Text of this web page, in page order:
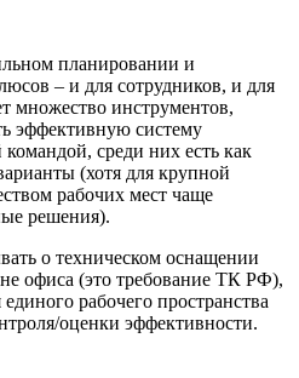
планировании и
– и для сотрудников, и для
множество инструментов,
эффективную систему
среди них есть как
(хотя для крупной
рабочих мест чаще
решения).
о техническом оснащении
офиса (это требование ТК РФ),
рабочего пространства
оценки эффективности.